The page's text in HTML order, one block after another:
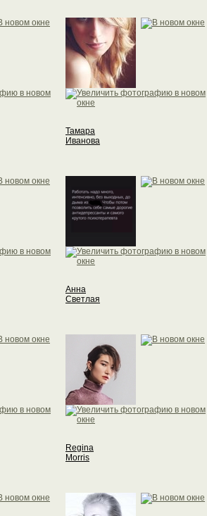
Тамара
Иванова
Анна
Светлая
Regina
Morris